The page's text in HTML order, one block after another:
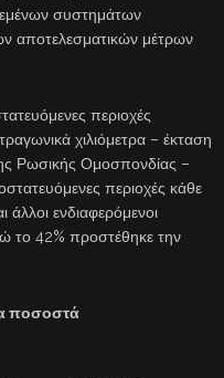
συστημάτων
αποτελεσματικών μέτρων
περιοχές
χιλιόμετρα – έκταση
Ρωσικής Ομοσπονδίας –
περιοχές κάθε
άλλοι ενδιαφερόμενοι
το 42% προστέθηκε την
ποσοστά